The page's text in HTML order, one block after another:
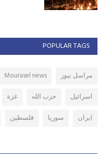
POPULAR TAGS
مراسل نيوز Mourasel news
اسرائيل
حزب الله غزة
ايران
سوريا فلسطين